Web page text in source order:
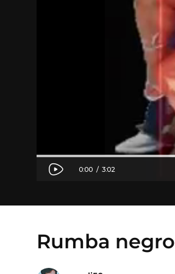
Rumba negro